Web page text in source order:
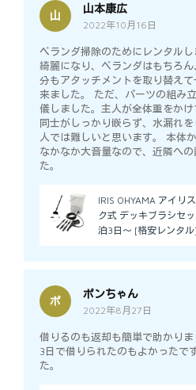
山
山本康広
2022年10月16日
ベランダ掃除のためにレンタル
綺麗になり、ベランダはもちろ
分もアタッチメントを取り替え
来ました。 ただ、パーツの組み
儀しました。主人が全体重をか
同士がしっかり嵌らず、水漏れ
人では難しいと思います。 本体
なかなか大音量なので、近隣へ
た。
IRIS OHYAMA アイリ
ク式 デッキブラシセ
泊3日～ [格安レンタル]
ポ
ポンちゃん
2022年8月27日
借りるのも返却も簡単で助かり
3日で借りられたのもよかったで
た。